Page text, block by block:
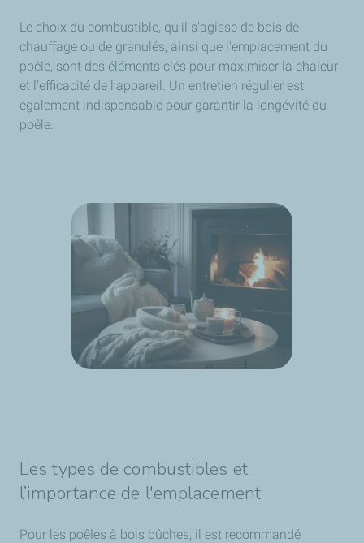
Le choix du combustible, qu'il s'agisse de bois de
chauffage ou de granulés, ainsi que l'emplacement du
poêle, sont des éléments clés pour maximiser la chaleur
et l'efficacité de l'appareil. Un entretien régulier est
également indispensable pour garantir la longévité du
poêle.
Les types de combustibles et
l’importance de l'emplacement
Pour les poêles à bois bûches, il est recommandé